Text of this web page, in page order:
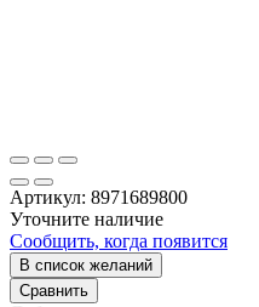
Артикул: 8971689800
Уточните наличие
Сообщить, когда появится
В список желаний
Сравнить